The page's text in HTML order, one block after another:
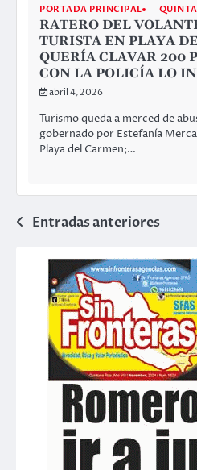
PORTADA PRINCIPAL
RATERO DEL
TURISTA EN PLAYA
QUERÍA CLAVAR 200
CON LA POLICÍA LO
abril 4, 2026
Turismo queda a merced de
gobernado por Estefanía
Playa del Carmen;…
Navegación
entradas
Entradas anteriores